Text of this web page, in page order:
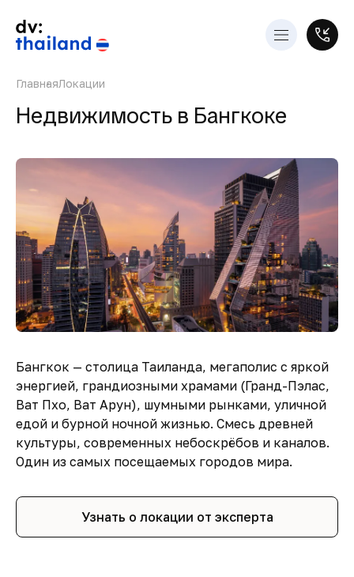
ГлавнаяЛокации
Недвижимость в Бангкоке
Бангкок — столица Таиланда, мегаполис с яркой
энергией, грандиозными храмами (Гранд-Пэлас,
Ват Пхо, Ват Арун), шумными рынками, уличной
едой и бурной ночной жизнью. Смесь древней
культуры, современных небоскрёбов и каналов.
Один из самых посещаемых городов мира.
Узнать о локации от эксперта